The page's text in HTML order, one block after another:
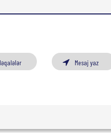
Mesaj yaz